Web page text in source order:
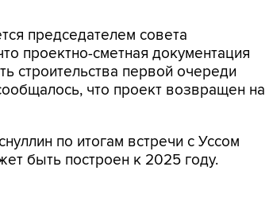
председателем совета
проектно-сметная документация
строительства первой очереди
что проект возвращен на
по итогам встречи с Уссом
быть построен к 2025 году.